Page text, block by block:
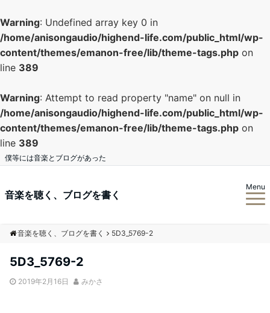
Warning: Undefined array key 0 in
/home/anisongaudio/highend-life.com/public_html/wp-
content/themes/emanon-free/lib/theme-tags.php on
line 389
Warning: Attempt to read property "name" on null in
/home/anisongaudio/highend-life.com/public_html/wp-
content/themes/emanon-free/lib/theme-tags.php on
line 389
僕等には音楽とブログがあった
音楽を聴く、ブログを書く
Menu
音楽を聴く、ブログを書く 5D3_5769-2
5D3_5769-2
2019年2月16日 みかさ